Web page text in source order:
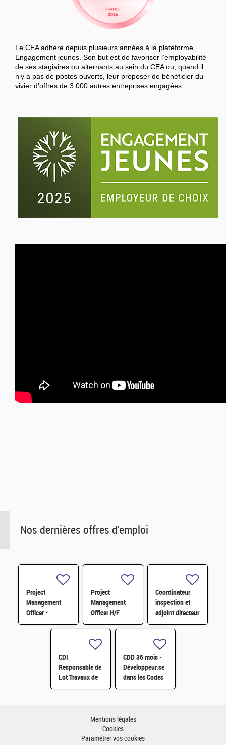
Le CEA adhère depuis plusieurs années à la plateforme
Engagement jeunes. Son but est de favoriser l’employabilité
de ses stagiaires ou alternants au sein du CEA ou, quand il
n’y a pas de postes ouverts, leur proposer de bénéficier du
vivier d’offres de 3 000 autres entreprises engagées.
Nos dernières offres d'emploi
Project
Management
Officer -
Référent Cost
Engineering H/F
Project
Management
Officer H/F
Coordinateur
inspection et
adjoint directeur
qualité/inspection
– Projet RJH
H/F
CDI
Responsable de
Lot Travaux de
Démantèlement
CDD 36 mois -
Développeur.se
dans les Codes
de Traitement
Monte-Carlo H/F
Mentions légales
Cookies
Paramétrer vos cookies